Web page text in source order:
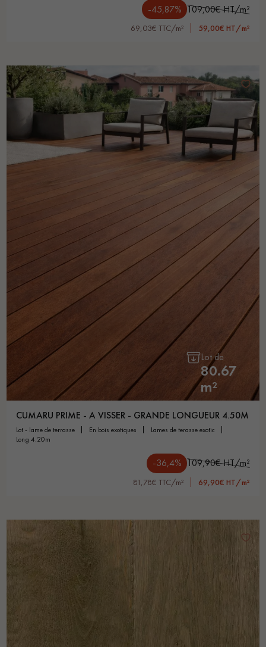
-45,87% 109,00€ HT/m²
69,03€ TTC/m² 59,00€ HT/m²
Lot de
80.67
m²
CUMARU PRIME - A VISSER - GRANDE LONGUEUR 4.50M
lot - lame de terrasse en bois exotiques
lames de terasse exotic
long 4.20m
-36,4% 109,90€ HT/m²
81,78€ TTC/m² 69,90€ HT/m²